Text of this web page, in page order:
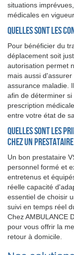
situations
médicales en
Quelles sont les
Pour bénéficier du
déplacement soit
autorisation permet
mais aussi
assurance maladie.
afin de déterminer
prescription
entre votre état de
Quelles sont les
chez un prestataire
Un bon prestataire
personnel formé et
entretenus et
réelle capacité
essentiel de choisir
suivi en temps réel
Chez AMBULANCE
pour vous offrir la
retour à domicile.